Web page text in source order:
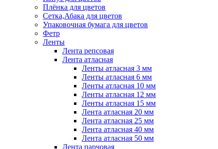
Плёнка для цветов
Сетка,Абака для цветов
Упаковочная бумага для цветов
Фетр
Ленты
Лента репсовая
Лента атласная
Ленты атласная 3 мм
Ленты атласная 6 мм
Ленты атласная 10 мм
Ленты атласная 12 мм
Ленты атласная 15 мм
Лента атласная 20 мм
Лента атласная 25 мм
Лента атласная 40 мм
Лента атласная 50 мм
Лента парчовая